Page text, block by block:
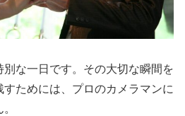
な一日です。その大切な瞬間を
ためには、プロのカメラマンに